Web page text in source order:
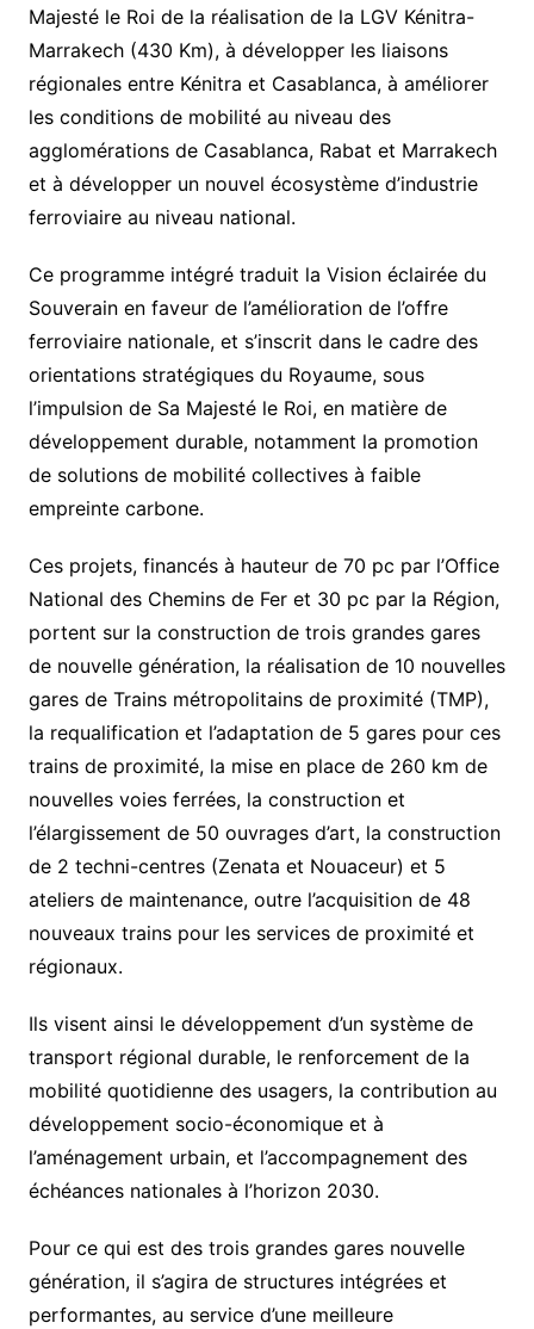
Majesté le Roi de la réalisation de la LGV Kénitra-
Marrakech (430 Km), à développer les liaisons
régionales entre Kénitra et Casablanca, à améliorer
les conditions de mobilité au niveau des
agglomérations de Casablanca, Rabat et Marrakech
et à développer un nouvel écosystème d’industrie
ferroviaire au niveau national.
Ce programme intégré traduit la Vision éclairée du
Souverain en faveur de l’amélioration de l’offre
ferroviaire nationale, et s’inscrit dans le cadre des
orientations stratégiques du Royaume, sous
l’impulsion de Sa Majesté le Roi, en matière de
développement durable, notamment la promotion
de solutions de mobilité collectives à faible
empreinte carbone.
Ces projets, financés à hauteur de 70 pc par l’Office
National des Chemins de Fer et 30 pc par la Région,
portent sur la construction de trois grandes gares
de nouvelle génération, la réalisation de 10 nouvelles
gares de Trains métropolitains de proximité (TMP),
la requalification et l’adaptation de 5 gares pour ces
trains de proximité, la mise en place de 260 km de
nouvelles voies ferrées, la construction et
l’élargissement de 50 ouvrages d’art, la construction
de 2 techni-centres (Zenata et Nouaceur) et 5
ateliers de maintenance, outre l’acquisition de 48
nouveaux trains pour les services de proximité et
régionaux.
Ils visent ainsi le développement d’un système de
transport régional durable, le renforcement de la
mobilité quotidienne des usagers, la contribution au
développement socio-économique et à
l’aménagement urbain, et l’accompagnement des
échéances nationales à l’horizon 2030.
Pour ce qui est des trois grandes gares nouvelle
génération, il s’agira de structures intégrées et
performantes, au service d’une meilleure